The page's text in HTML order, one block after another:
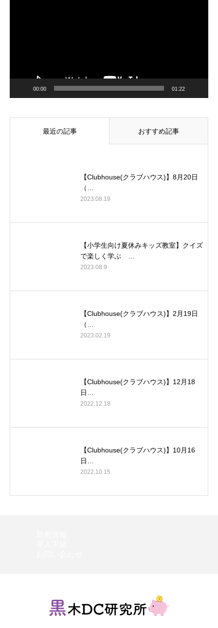
00:00 01:22
最近の記事 おすすめ記事
【Clubhouse(クラブハウス)】8月20日
（…
2023.08.19
【小学生向け夏休みキッズ教室】クイズ
で楽しく学ぶ …
2023.08.9
【Clubhouse(クラブハウス)】2月19日
（…
2023.02.19
【Clubhouse(クラブハウス)】12月18
日…
2022.12.18
【Clubhouse(クラブハウス)】10月16
日…
2022.10.15